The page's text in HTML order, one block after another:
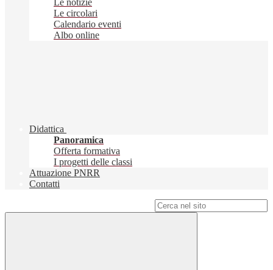
Le notizie
Le circolari
Calendario eventi
Albo online
Didattica
Panoramica
Offerta formativa
I progetti delle classi
Attuazione PNRR
Contatti